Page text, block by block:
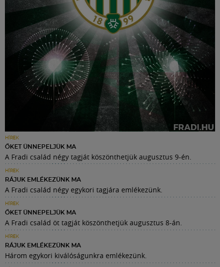
HÍREK
ŐKET ÜNNEPELJÜK MA
A Fradi család négy tagját köszönthetjük augusztus 9-én.
HÍREK
RÁJUK EMLÉKEZÜNK MA
A Fradi család négy egykori tagjára emlékezünk.
HÍREK
ŐKET ÜNNEPELJÜK MA
A Fradi család öt tagját köszönthetjük augusztus 8-án.
HÍREK
RÁJUK EMLÉKEZÜNK MA
Három egykori kiválóságunkra emlékezünk.